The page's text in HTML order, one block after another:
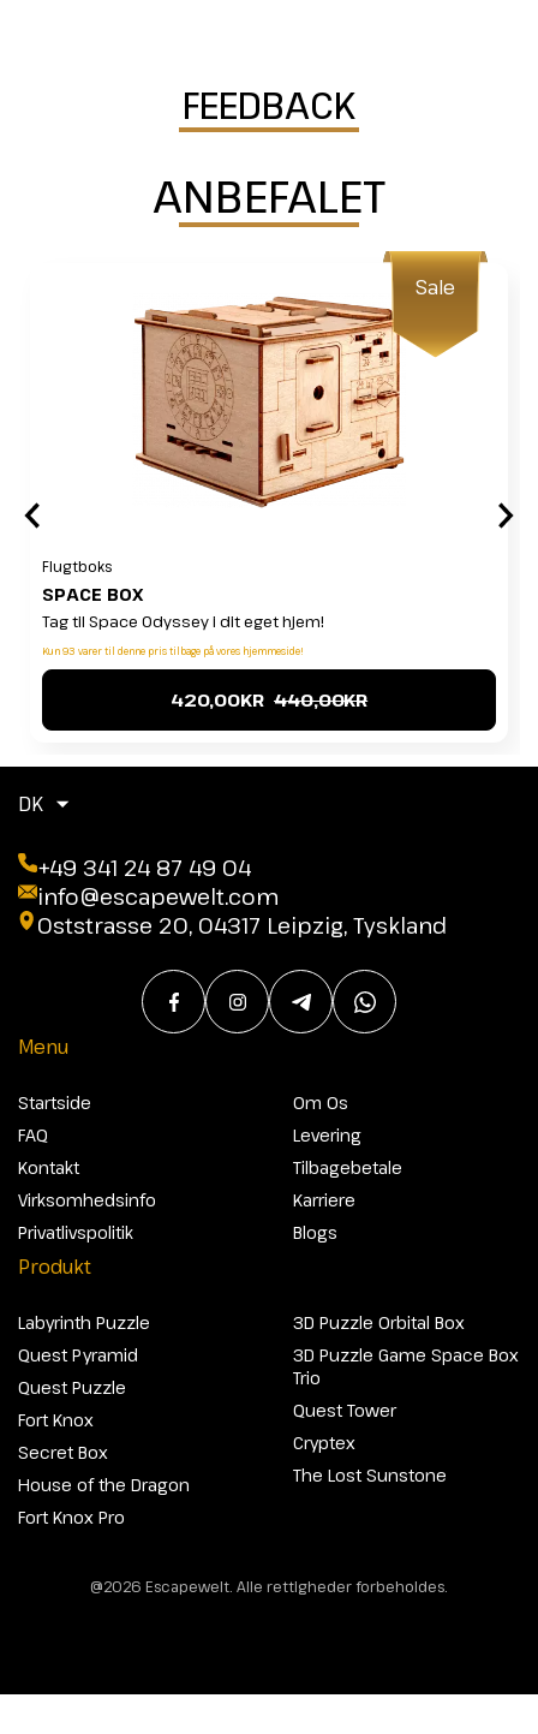
FEEDBACK
ANBEFALET
Sale
Flugtboks
SPACE BOX
Tag til Space Odyssey i dit eget hjem!
Kun 93 varer til denne pris tilbage på vores hjemmeside!
420,00KR 440,00KR
DK
+49 341 24 87 49 04
info@escapewelt.com
Oststrasse 20, 04317 Leipzig, Tyskland
Menu
Startside
FAQ
Kontakt
Virksomhedsinfo
Privatlivspolitik
Om Os
Levering
Tilbagebetale
Karriere
Blogs
Produkt
Labyrinth Puzzle
Quest Pyramid
Quest Puzzle
Fort Knox
Secret Box
House of the Dragon
Fort Knox Pro
3D Puzzle Orbital Box
3D Puzzle Game Space Box
Trio
Quest Tower
Cryptex
The Lost Sunstone
@2026 Escapewelt. Alle rettigheder forbeholdes.